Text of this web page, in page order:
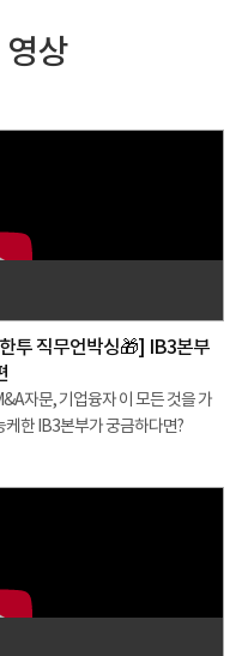
상
투 직무언박싱🎁] IB3본부
자문, 기업융자 이 모든 것을 가
케한 IB3본부가 궁금하다면?